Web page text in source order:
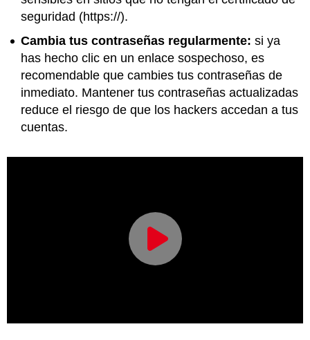
seguridad (https://).
Cambia tus contraseñas regularmente: si ya
has hecho clic en un enlace sospechoso, es
recomendable que cambies tus contraseñas de
inmediato. Mantener tus contraseñas actualizadas
reduce el riesgo de que los hackers accedan a tus
cuentas.